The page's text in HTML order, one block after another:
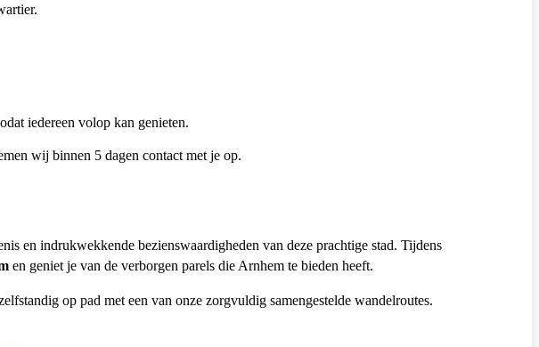
iedereen volop kan genieten.
wij binnen 5 dagen contact met je op.
en indrukwekkende bezienswaardigheden van deze prachtige stad. Tijdens
en geniet je van de verborgen parels die Arnhem te bieden heeft.
op pad met een van onze zorgvuldig samengestelde wandelroutes.